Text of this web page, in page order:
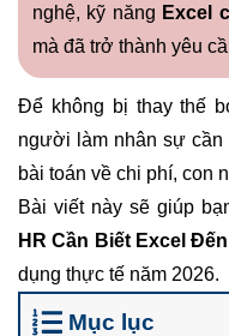
nghệ, kỹ năng Excel
mà đã trở thành yêu
Để không bị thay thế
người làm nhân sự cần
bài toán về chi phí, con
Bài viết này sẽ giúp
HR Cần Biết Excel
dụng thực tế năm 2026.
Mục lục